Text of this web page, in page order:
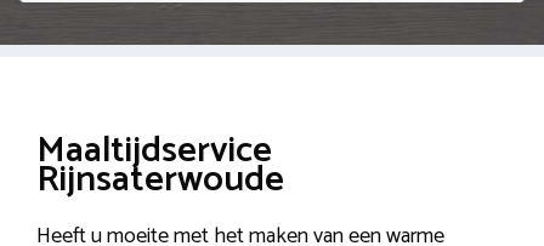
Maaltijdservice
Rijnsaterwoude
Heeft u moeite met het maken van een warme